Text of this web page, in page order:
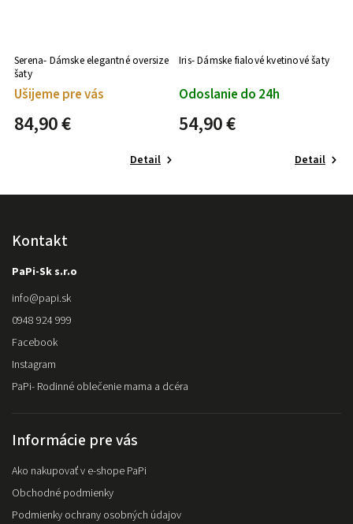
Serena- Dámske elegantné oversize
šaty
Ušijeme pre vás
84,90 €
Detail
Iris- Dámske fialové kvetinové šaty
Odoslanie do 24h
54,90 €
Detail
Kontakt
PaPi-Sk s.r.o
info@papi.sk
0948 924 999
Facebook
Instagram
PaPi- Rodinné oblečenie mama a dcéra
Informácie pre vás
Ako nakupovať v e-shope PaPi
Obchodné podmienky
Podmienky ochrany osobných údajov